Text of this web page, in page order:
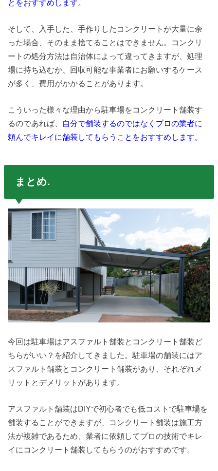
とをおすすめします。
そして、入手した、手作りしたコンクリートが大量に余
った場合、そのまま捨てることはできません。コンクリ
ートの処分方法は自治体によって違ってきますが、処理
場に持ち込むか、回収可能な事業者にお願いするケース
が多く、費用がかかることがあります。
こういった様々な理由から駐車場をコンクリート舗装す
るのであれば、 自分で舗装するのではなくプロの業者に
頼んでキレイに舗装してもらうことをおすすめします。
まとめ.
今回は駐車場はアスファルト舗装とコンクリート舗装ど
ちらがいい？を紹介してきました。駐車場の舗装にはア
スファルト舗装とコンクリート舗装があり、それぞれメ
リットとデメリットがあります。
アスファルト舗装はDIYで初心者でも低コストで駐車場を
舗装することができますが、コンクリート舗装は施工方
法が複雑であるため、業者に依頼してプロの技術でキレ
イにコンクリート舗装してもらうのがおすすめです。